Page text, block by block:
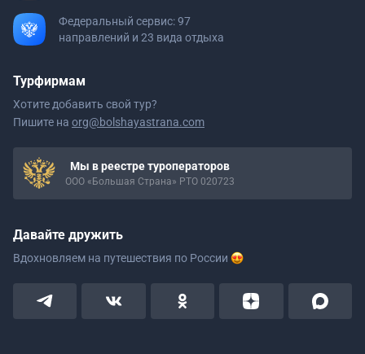
Федеральный сервис: 97
направлений и 23 вида отдыха
Турфирмам
Хотите добавить свой тур?
Пишите на org@bolshayastrana.com
Мы в реестре туроператоров
ООО «Большая Страна» РТО 020723
Давайте дружить
Вдохновляем на путешествия по России